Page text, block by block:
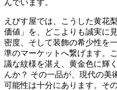
んでいます。
えびす屋では、こうした黄花
価値」を、どこよりも誠実に
密度、そして装飾の希少性を
準のマーケットへ繋げます。
議な紋様を湛え、黄金色に輝
んか？ その一品が、現代の美
可能性は十分にあります。そ